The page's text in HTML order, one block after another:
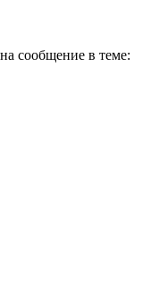
сообщение в теме: